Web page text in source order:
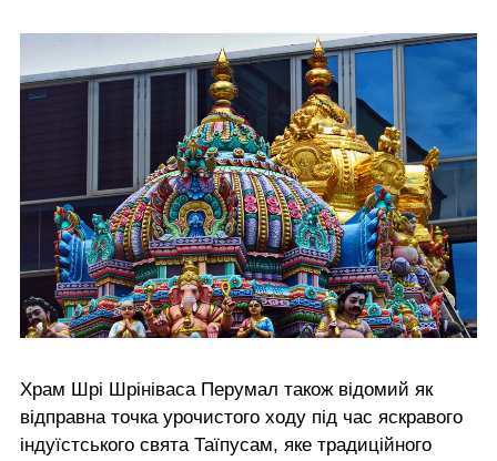
Храм Шрі Шрініваса Перумал також відомий як
відправна точка урочистого ходу під час яскравого
індуїстського свята Таїпусам, яке традиційного